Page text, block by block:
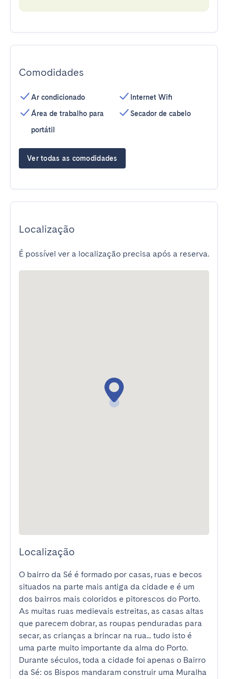
Comodidades
Ar condicionado
Área de trabalho para
portátil
Internet Wifi
Secador de cabelo
Ver todas as comodidades
Localização
É possível ver a localização precisa após a reserva.
Localização
O bairro da Sé é formado por casas, ruas e becos
situados na parte mais antiga da cidade e é um
dos bairros mais coloridos e pitorescos do Porto.
As muitas ruas medievais estreitas, as casas altas
que parecem dobrar, as roupas penduradas para
secar, as crianças a brincar na rua... tudo isto é
uma parte muito importante da alma do Porto.
Durante séculos, toda a cidade foi apenas o Bairro
da Sé: os Bispos mandaram construir uma Muralha